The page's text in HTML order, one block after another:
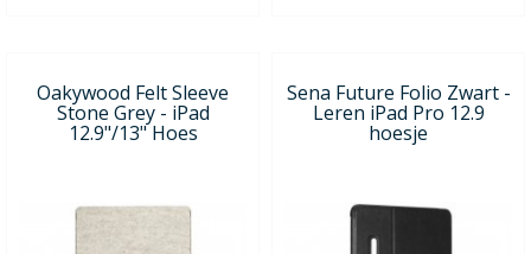
Oakywood Felt Sleeve
Stone Grey - iPad
12.9"/13" Hoes
Sena Future Folio Zwart -
Leren iPad Pro 12.9
hoesje